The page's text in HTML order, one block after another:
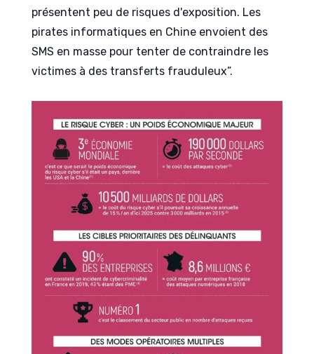
présentent peu de risques d'exposition. Les
pirates informatiques en Chine envoient des
SMS en masse pour tenter de contraindre les
victimes à des transferts frauduleux”.